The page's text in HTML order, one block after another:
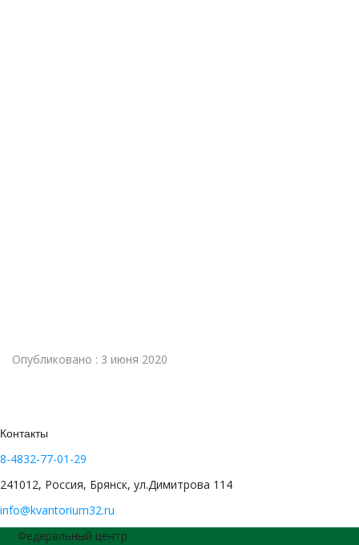
Опубликовано : 3 июня 2020
Контакты
8-4832-77-01-29
241012, Россия, Брянск, ул.Димитрова 114
info@kvantorium32.ru
Федеральный центр